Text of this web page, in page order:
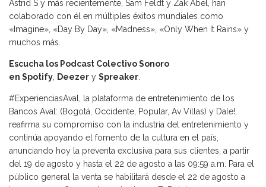
Astrid S y más recientemente, Sam Feldt y Zak Abel, han
colaborado con él en múltiples éxitos mundiales como
«Imagine», «Day By Day», «Madness», «Only When It Rains» y
muchos más.
Escucha los Podcast Colectivo Sonoro
en Spotify Deezer y Spreaker
#ExperienciasAval, la plataforma de entretenimiento de los
Bancos Aval: (Bogotá, Occidente, Popular, Av Villas) y Dale!,
reafirma su compromiso con la industria del entretenimiento y
continúa apoyando el fomento de la cultura en el país,
anunciando hoy la preventa exclusiva para sus clientes, a partir
del 19 de agosto y hasta el 22 de agosto a las 09:59 a.m. Para el
público general la venta se habilitará desde el 22 de agosto a